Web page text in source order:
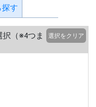
す
（※4つま
選択をクリア